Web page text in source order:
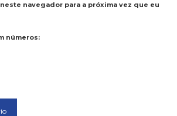
navegador para a próxima vez que eu
números: